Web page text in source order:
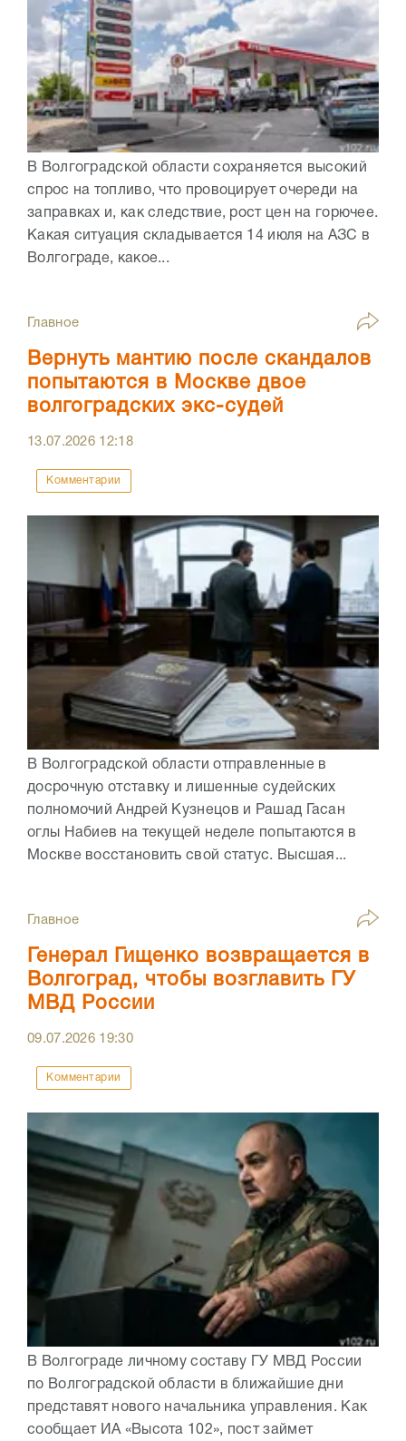
В Волгоградской области сохраняется высокий
спрос на топливо, что провоцирует очереди на
заправках и, как следствие, рост цен на горючее.
Какая ситуация складывается 14 июля на АЗС в
Волгограде, какое...
Главное
Вернуть мантию после скандалов
попытаются в Москве двое
волгоградских экс-судей
13.07.2026 12:18
Комментарии
В Волгоградской области отправленные в
досрочную отставку и лишенные судейских
полномочий Андрей Кузнецов и Рашад Гасан
оглы Набиев на текущей неделе попытаются в
Москве восстановить свой статус. Высшая...
Главное
Генерал Гищенко возвращается в
Волгоград, чтобы возглавить ГУ
МВД России
09.07.2026 19:30
Комментарии
В Волгограде личному составу ГУ МВД России
по Волгоградской области в ближайшие дни
представят нового начальника управления. Как
сообщает ИА «Высота 102», пост займет